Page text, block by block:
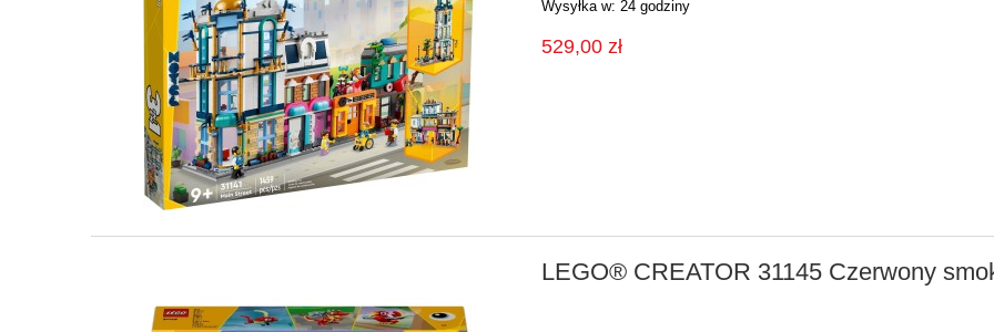
Wysyłka w: 24 godziny
529,00 zł
LEGO® CREATOR 31145 Czerwony